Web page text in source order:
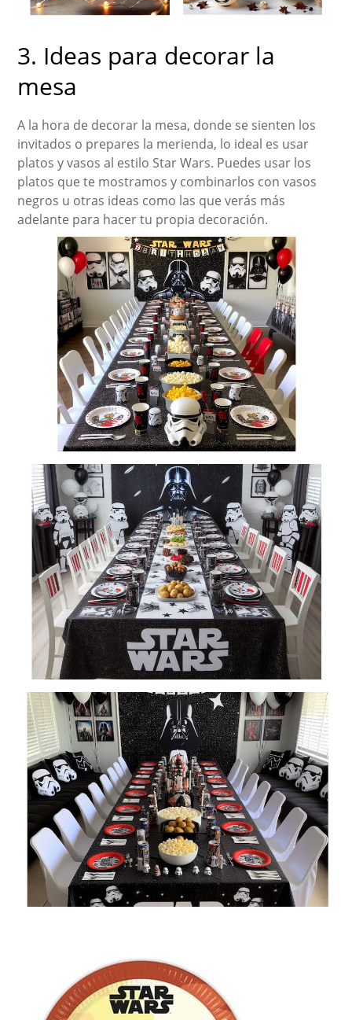
3. Ideas para decorar la
mesa
A la hora de decorar la mesa, donde se sienten los
invitados o prepares la merienda, lo ideal es usar
platos y vasos al estilo Star Wars. Puedes usar los
platos que te mostramos y combinarlos con vasos
negros u otras ideas como las que verás más
adelante para hacer tu propia decoración.